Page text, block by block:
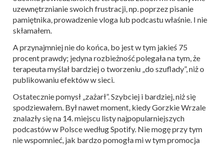
uzewnętrznianie swoich frustracji, np. poprzez pisanie
pamiętnika, prowadzenie vloga lub podcastu właśnie. I nie
skłamałem.
A przynajmniej nie do końca, bo jest w tym jakieś 75
procent prawdy; jedyna rozbieżność polegała na tym, że
terapeuta myślał bardziej o tworzeniu „do szuflady”, niż o
publikowaniu efektów w sieci.
Ostatecznie pomysł „zażarł”. Szybciej i bardziej, niż się
spodziewałem. Był nawet moment, kiedy Gorzkie Wrzale
znalazły się na 14. miejscu listy najpopularniejszych
podcastów w Polsce według Spotify. Nie mogę przy tym
nie wspomnieć, jak bardzo pomogła mi w tym promocja